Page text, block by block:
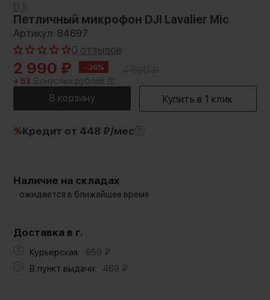
Петличный микрофон DJI Lavalier Mic
Артикул: 84697
0 отзывов
2 990 ₽ - 36%
+ 53 Бонусных рублей
%Кредит от 448 ₽/мес
Наличие на складах
ожидается в ближайшее время
Доставка в г.
Курьерская: 659 ₽
В пункт выдачи:
469 ₽